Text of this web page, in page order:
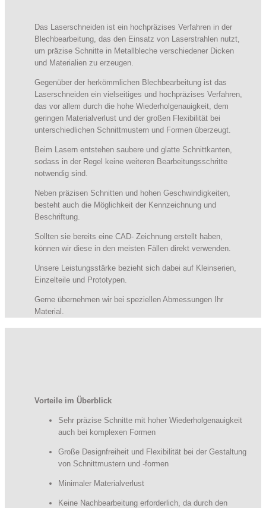
Das Laserschneiden ist ein hochpräzises Verfahren in der
Blechbearbeitung, das den Einsatz von Laserstrahlen nutzt,
um präzise Schnitte in Metallbleche verschiedener Dicken
und Materialien zu erzeugen.
Gegenüber der herkömmlichen Blechbearbeitung ist das
Laserschneiden ein vielseitiges und hochpräzises Verfahren,
das vor allem durch die hohe Wiederholgenauigkeit, dem
geringen Materialverlust und der großen Flexibilität bei
unterschiedlichen Schnittmustern und Formen überzeugt.
Beim Lasern entstehen saubere und glatte Schnittkanten,
sodass in der Regel keine weiteren Bearbeitungsschritte
notwendig sind.
Neben präzisen Schnitten und hohen Geschwindigkeiten,
besteht auch die Möglichkeit der Kennzeichnung und
Beschriftung.
Sollten sie bereits eine CAD- Zeichnung erstellt haben,
können wir diese in den meisten Fällen direkt verwenden.
Unsere Leistungsstärke bezieht sich dabei auf Kleinserien,
Einzelteile und Prototypen.
Gerne übernehmen wir bei speziellen Abmessungen Ihr
Material.
Vorteile im Überblick
Sehr präzise Schnitte mit hoher Wiederholgenauigkeit
auch bei komplexen Formen
Große Designfreiheit und Flexibilität bei der Gestaltung
von Schnittmustern und -formen
Minimaler Materialverlust
Keine Nachbearbeitung erforderlich, da durch den